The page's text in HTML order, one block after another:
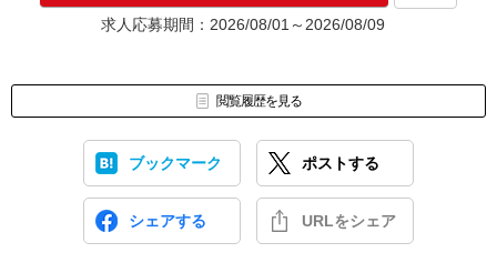
求人応募期間：2026/08/01～2026/08/09
閲覧履歴を見る
ブックマーク ポストする
シェアする URLをシェア